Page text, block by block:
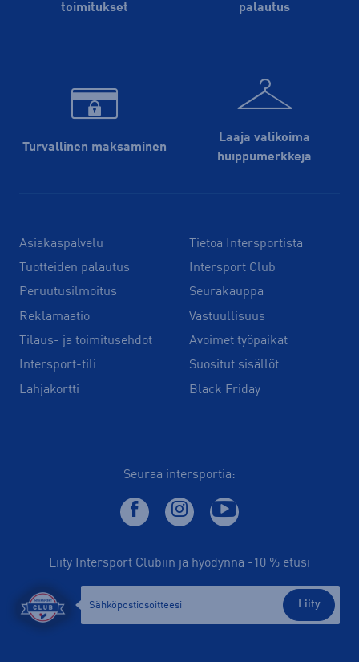
toimitukset
palautus
Turvallinen maksaminen
Laaja valikoima
huippu­merkkejä
Asiakaspalvelu
Tuotteiden palautus
Peruutusilmoitus
Reklamaatio
Tilaus- ja toimitusehdot
Intersport-tili
Lahjakortti
Tietoa Intersportista
Intersport Club
Seurakauppa
Vastuullisuus
Avoimet työpaikat
Suositut sisällöt
Black Friday
Seuraa intersportia:
Liity Intersport Clubiin ja hyödynnä -10 % etusi
Liity